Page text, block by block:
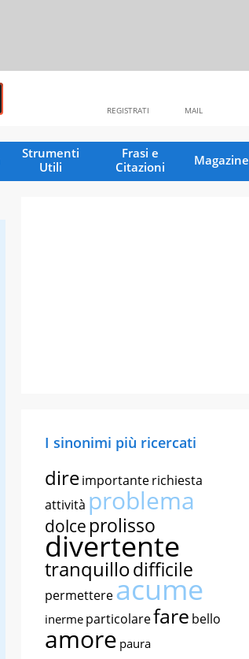
MAIL
REGISTRATI
Strumenti
Utili
Frasi e
Citazioni
Magazine
I sinonimi più ricercati
direimportanterichiesta
attività problema
dolce prolisso
divertente
tranquillodifficile
permettereacume
inerme particolarefare bello
amore paura